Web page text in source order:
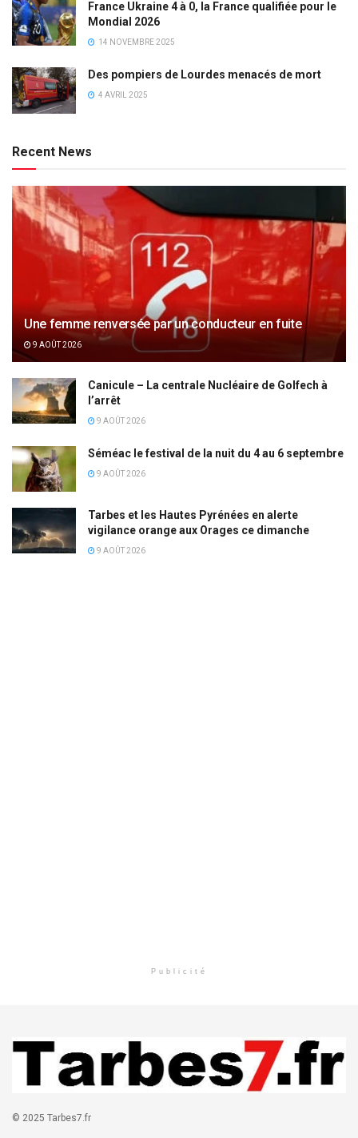
France Ukraine 4 à 0, la France qualifiée pour le
Mondial 2026
14 NOVEMBRE 2025
Des pompiers de Lourdes menacés de mort
4 AVRIL 2025
Recent News
Une femme renversée par un conducteur en fuite
9 AOÛT 2026
Canicule – La centrale Nucléaire de Golfech à
l’arrêt
9 AOÛT 2026
Séméac le festival de la nuit du 4 au 6 septembre
9 AOÛT 2026
Tarbes et les Hautes Pyrénées en alerte
vigilance orange aux Orages ce dimanche
9 AOÛT 2026
Publicité
© 2025 Tarbes7.fr